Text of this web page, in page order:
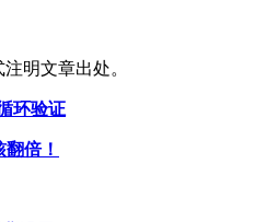
明文章出处。
环验证
倍！